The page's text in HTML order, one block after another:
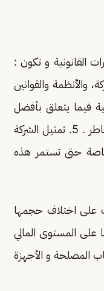
القانونية و تكون :
والأنظمة والقوانين
. 3. الاستشارات القانونية فيما يتعلق بأفضل
الممارسات في مجال الحوكمة. 4. الاستشارات القانونية التي تساهم في الحد من المخاطر . 5. تمثيل الشركة
بطريقة خاصة حتى تستمر هذه
على اختلاف حجمها
المستوى المالي
المصلحة و الأجهزة